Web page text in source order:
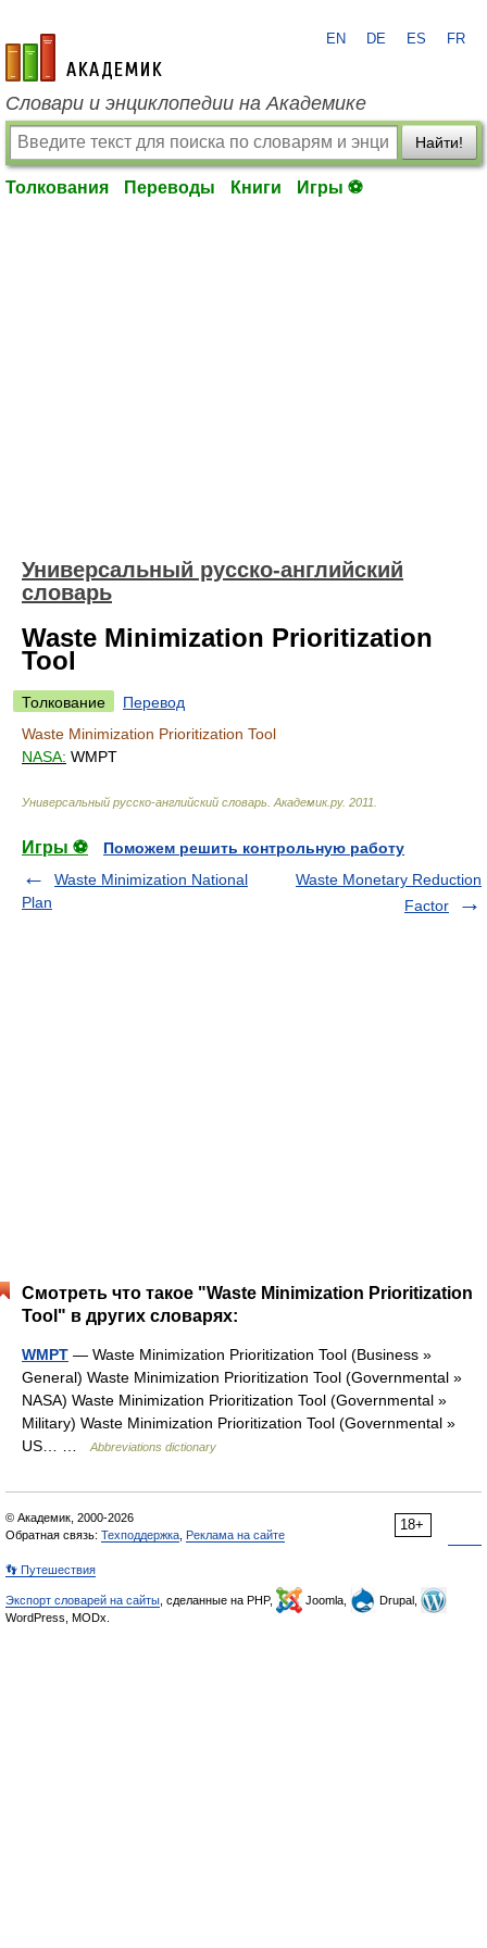
academic.ru
EN DE ES FR
Словари и энциклопедии на Академике
Найти!
Толкования Переводы Книги Игры ⚽
Универсальный русско-английский
словарь
Waste Minimization Prioritization
Tool
Толкование
Перевод
Waste Minimization Prioritization Tool
NASA: WMPT
Универсальный русско-английский словарь Академик.ру. 2011
Игры ⚽
Поможем решить контрольную работу
Waste Minimization National
Plan
Waste Monetary Reduction
Factor
Смотреть что такое "Waste Minimization Prioritization
Tool" в других словарях:
WMPT — Waste Minimization Prioritization Tool (Business »
General) Waste Minimization Prioritization Tool (Governmental »
NASA) Waste Minimization Prioritization Tool (Governmental »
Military) Waste Minimization Prioritization Tool (Governmental »
US… …
Abbreviations dictionary
18+
© Академик, 2000-2026
Обратная связь: Техподдержка Реклама на сайте
👣 Путешествия
Экспорт словарей на сайты , сделанные на PHP, Joomla,
Drupal,
WordPress, MODx.